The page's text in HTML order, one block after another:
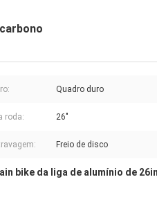
Quadro duro
roda: 26"
Freio de disco
bike da liga de alumínio de 26in